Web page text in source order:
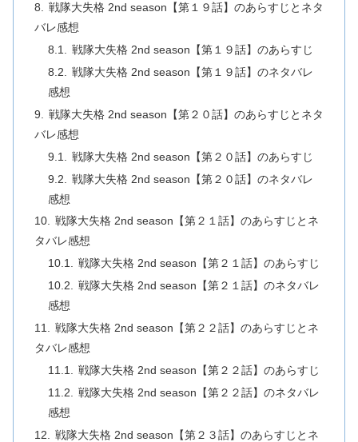
戦隊大失格 2nd season【第１９話】のあらすじとネタ
バレ感想
戦隊大失格 2nd season【第１９話】のあらすじ
戦隊大失格 2nd season【第１９話】のネタバレ
感想
戦隊大失格 2nd season【第２０話】のあらすじとネタ
バレ感想
戦隊大失格 2nd season【第２０話】のあらすじ
戦隊大失格 2nd season【第２０話】のネタバレ
感想
戦隊大失格 2nd season【第２１話】のあらすじとネ
タバレ感想
戦隊大失格 2nd season【第２１話】のあらすじ
戦隊大失格 2nd season【第２１話】のネタバレ
感想
戦隊大失格 2nd season【第２２話】のあらすじとネ
タバレ感想
戦隊大失格 2nd season【第２２話】のあらすじ
戦隊大失格 2nd season【第２２話】のネタバレ
感想
戦隊大失格 2nd season【第２３話】のあらすじとネ